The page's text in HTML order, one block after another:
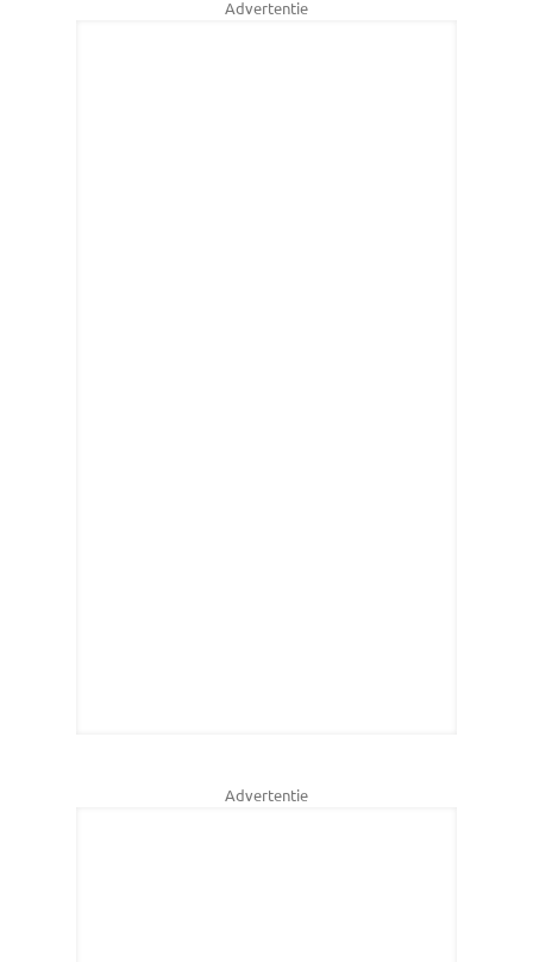
Advertentie
Advertentie